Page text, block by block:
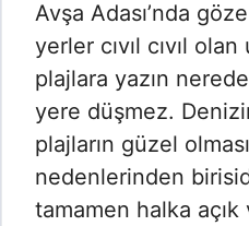
Avşa Adası’nda
yerler cıvıl cıvıl
plajlara yazın
yere düşmez.
plajların güzel
nedenlerinden
tamamen halka açık